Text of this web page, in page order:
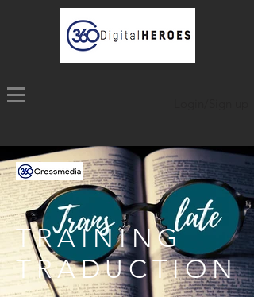
TRAINING
TRADUCTION